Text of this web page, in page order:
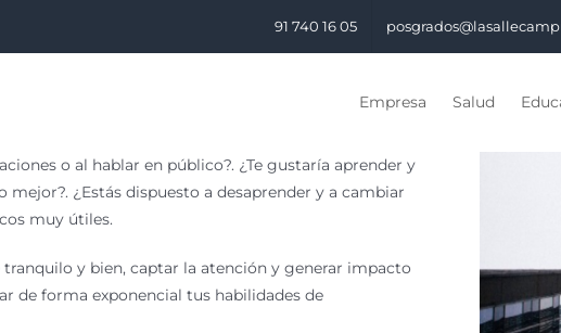
91 740 16 05
Empresa Salud
o al hablar en público?. ¿Te gustaría aprender y
¿Estás dispuesto a desaprender y a cambiar
muy útiles.
y bien, captar la atención y generar impacto
de forma exponencial tus habilidades de